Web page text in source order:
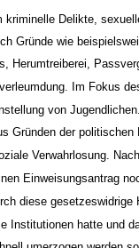
wurden.
kriminelle Delikte,
Gründe wie
Herumtreiberei,
Im Fokus
von
Gründen der politischen
Verwahrlosung.
Einweisungsantrag
diese gesetzeswidrige
Institutionen hatte und